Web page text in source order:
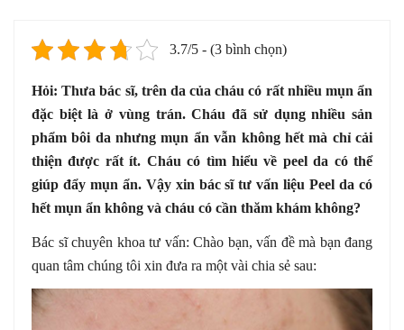
3.7/5 - (3 bình chọn)
Hỏi: Thưa bác sĩ, trên da của cháu có rất nhiều mụn ẩn
đặc biệt là ở vùng trán. Cháu đã sử dụng nhiều sản
phẩm bôi da nhưng mụn ẩn vẫn không hết mà chỉ cải
thiện được rất ít. Cháu có tìm hiểu về peel da có thể
giúp đẩy mụn ẩn. Vậy xin bác sĩ tư vấn liệu Peel da có
hết mụn ẩn không và cháu có cần thăm khám không?
Bác sĩ chuyên khoa tư vấn: Chào bạn, vấn đề mà bạn đang
quan tâm chúng tôi xin đưa ra một vài chia sẻ sau: